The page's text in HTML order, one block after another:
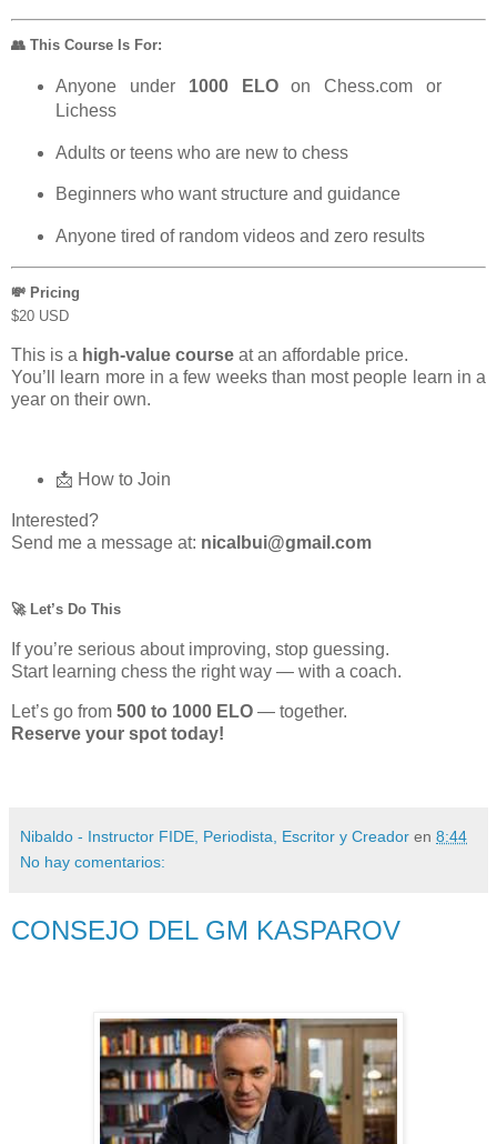
👥 This Course Is For:
Anyone under 1000 ELOon Chess.com or
Lichess
Adults or teens who are new to chess
Beginners who want structure and guidance
Anyone tired of random videos and zero results
💸 Pricing
$20 USD
This is a high-value course at an affordable price.
You’ll learn more in a few weeks than most people learn in a
year on their own.
📩 How to Join
Interested?
Send me a message at: nicalbui@gmail.com
🚀 Let’s Do This
If you’re serious about improving, stop guessing.
Start learning chess the right way — with a coach.
Let’s go from 500 to 1000 ELO — together.
Reserve your spot today!
Nibaldo - Instructor FIDE, Periodista, Escritor y Creador en 8:44
No hay comentarios:
CONSEJO DEL GM KASPAROV